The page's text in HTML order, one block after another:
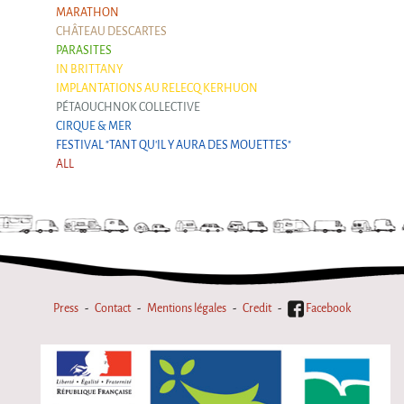
Argentina & Chile
Travel diaries
Galapiat's Travels Blog
MARATHON
CHÂTEAU DESCARTES
PARASITES
IN BRITTANY
IMPLANTATIONS AU RELECQ KERHUON
PÉTAOUCHNOK COLLECTIVE
CIRQUE & MER
FESTIVAL "TANT QU'IL Y AURA DES MOUETTES"
ALL
Press Contact Mentions légales Credit Facebook